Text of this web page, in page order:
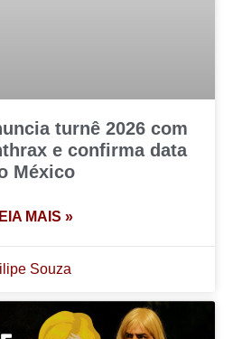
turnê 2026 com
e confirma data
México
MAIS »
Souza